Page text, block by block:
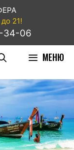
21!
34-06
МЕНЮ